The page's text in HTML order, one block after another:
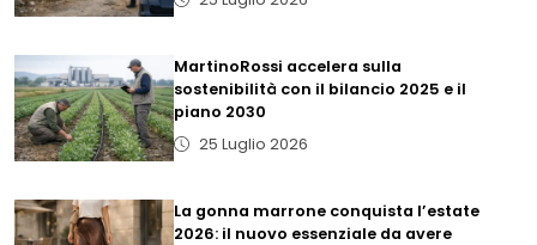
MartinoRossi accelera sulla
sostenibilità con il bilancio 2025 e il
piano 2030
25 Luglio 2026
La gonna marrone conquista l’estate
2026: il nuovo essenziale da avere